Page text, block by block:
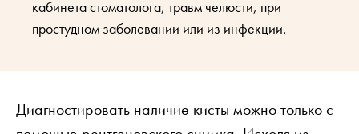
кабинета стоматолога, травм челюсти, при
простудном заболевании или из инфекции.
Диагностировать наличие кисты можно только с